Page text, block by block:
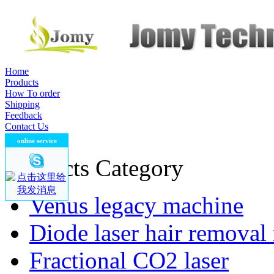
Home
Products
How To order
Shipping
Feedback
Contact Us
contact us
company name
Products Category
Venus legacy machine
Diode laser hair removal
Fractional CO2 laser
online service